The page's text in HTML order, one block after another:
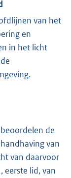
van het
en
in het licht
de
van
van daarvoor
eerste lid, van